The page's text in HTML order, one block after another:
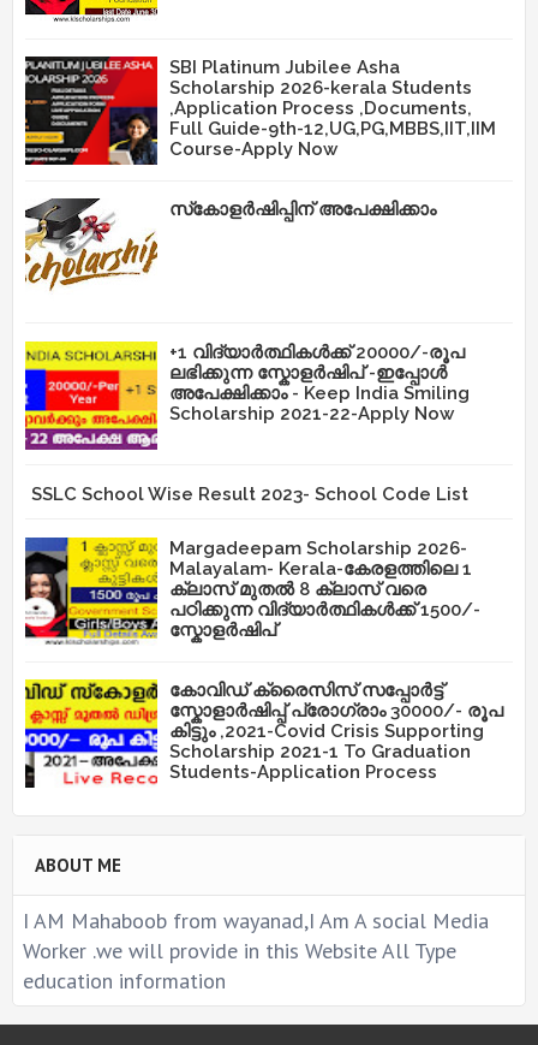
SBI Platinum Jubilee Asha
Scholarship 2026-kerala Students
,Application Process ,Documents,
Full Guide-9th-12,UG,PG,MBBS,IIT,IIM
Course-Apply Now
സ്‌കോളർഷിപ്പിന് അപേക്ഷിക്കാം
+1 വിദ്യാർത്ഥികൾക്ക് 20000/-രൂപ
ലഭിക്കുന്ന സ്കോളർഷിപ് -ഇപ്പോൾ
അപേക്ഷിക്കാം - Keep India Smiling
Scholarship 2021-22-Apply Now
SSLC School Wise Result 2023- School Code List
Margadeepam Scholarship 2026-
Malayalam- Kerala-കേരളത്തിലെ 1
ക്ലാസ് മുതൽ 8 ക്ലാസ് വരെ
പഠിക്കുന്ന വിദ്യാർത്ഥികൾക്ക് 1500/-
സ്കോളർഷിപ്
കോവിഡ് ക്രൈസിസ് സപ്പോർട്ട്
സ്കോളാർഷിപ്പ് പ്രോഗ്രാം 30000/- രൂപ
കിട്ടും ,2021-Covid Crisis Supporting
Scholarship 2021-1 To Graduation
Students-Application Process
ABOUT ME
I AM Mahaboob from wayanad,I Am A social Media
Worker .we will provide in this Website All Type
education information